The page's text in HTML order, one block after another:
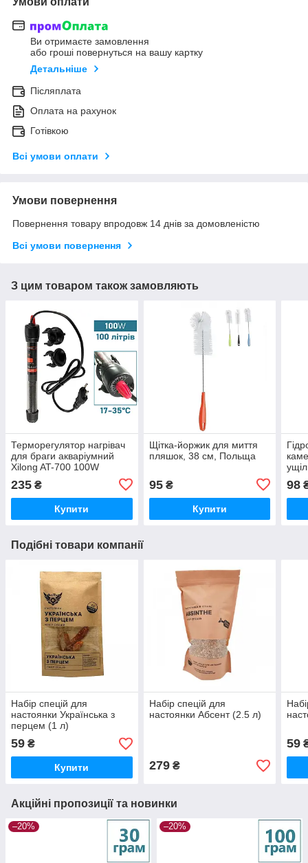
Ви отримаєте замовлення
або гроші повернуться на вашу картку
Детальніше
Післяплата
Оплата на рахунок
Готівкою
Всі умови оплати
Умови повернення
Повернення товару впродовж 14 днів за домовленістю
Всі умови повернення
З цим товаром також замовляють
Терморегулятор нагрівач
для браги акваріумний
Xilong AT-700 100W
235 ₴
Купити
Щітка-йоржик для миття
пляшок, 38 см, Польща
95₴
Купити
98
Подібні товари компанії
Набір спецій для
настоянки Українська з
перцем (1 л)
59 ₴
Купити
Набір спецій для
настоянки Абсент (2.5 л)
279₴
59
Акційні пропозиції та новинки
–20% –20%